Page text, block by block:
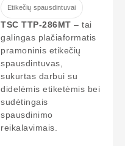
Etikečių spausdintuvai
TSC TTP-286MT – tai
galingas plačiaformatis
pramoninis etikečių
spausdintuvas,
sukurtas darbui su
didelėmis etiketėmis bei
sudėtingais
spausdinimo
reikalavimais.